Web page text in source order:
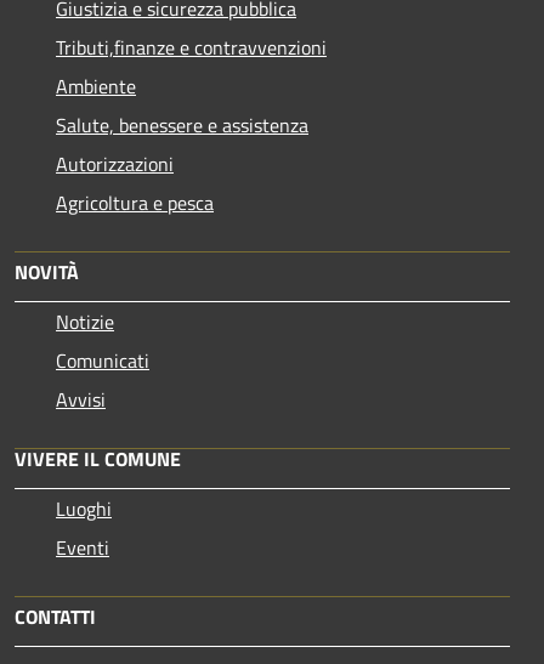
Giustizia e sicurezza pubblica
Tributi,finanze e contravvenzioni
Ambiente
Salute, benessere e assistenza
Autorizzazioni
Agricoltura e pesca
NOVITÀ
Notizie
Comunicati
Avvisi
VIVERE IL COMUNE
Luoghi
Eventi
CONTATTI